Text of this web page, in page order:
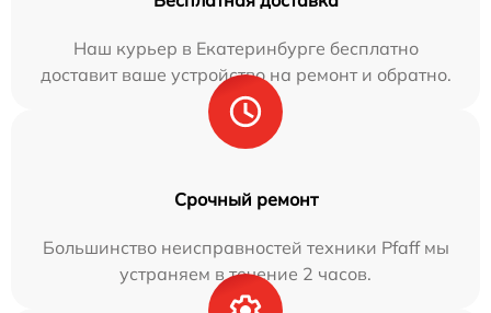
Наш курьер в Екатеринбурге бесплатно
доставит ваше устройство на ремонт и обратно.
Срочный ремонт
Большинство неисправностей техники Pfaff мы
устраняем в течение 2 часов.